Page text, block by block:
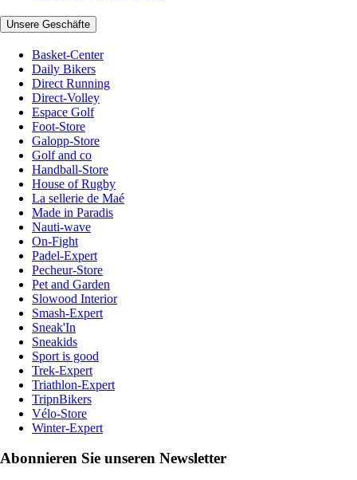
Unsere Geschäfte
Basket-Center
Daily Bikers
Direct Running
Direct-Volley
Espace Golf
Foot-Store
Galopp-Store
Golf and co
Handball-Store
House of Rugby
La sellerie de Maé
Made in Paradis
Nauti-wave
On-Fight
Padel-Expert
Pecheur-Store
Pet and Garden
Slowood Interior
Smash-Expert
Sneak'In
Sneakids
Sport is good
Trek-Expert
Triathlon-Expert
TripnBikers
Vélo-Store
Winter-Expert
Abonnieren Sie unseren Newsletter